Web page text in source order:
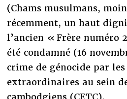
(Chams musulmans,
récemment, un haut
l’ancien « Frère numéro
été condamné (16
crime de génocide par les
extraordinaires au sein